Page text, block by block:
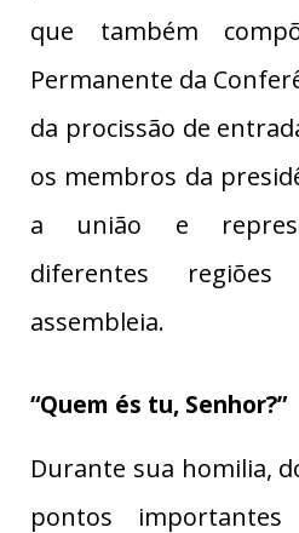
que também
Permanente da
da procissão de
os membros da
a união e
diferentes
assembleia.
“Quem és tu, Senhor?”
Durante sua homilia,
pontos